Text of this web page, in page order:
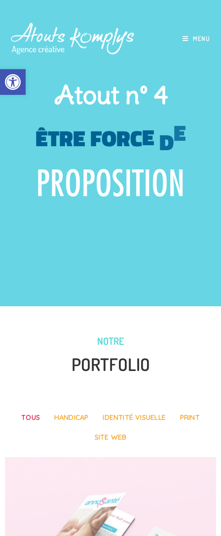
Ouvrir la barre d’outils
MENU
Atout n° 4
ÊTREFORCEDE
PROPOSITION
NOTRE
PORTFOLIO
TOUS HANDICAP IDENTITÉ VISUELLE PRINT
SITE WEB